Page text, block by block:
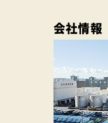
会社情報